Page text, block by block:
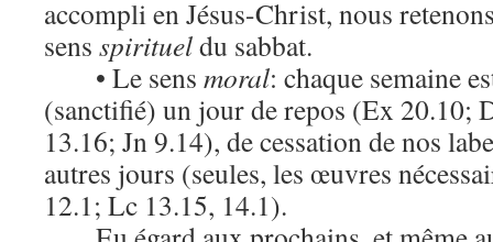
accompli en Jésus-Christ, nous
sens spiritueldu sabbat.
• Le sensmoral: chaque semaine
(sanctifié) un jour de repos (Ex 20.10;
13.16; Jn 9.14), de cessation de nos
autres jours (seules, les œuvres
12.1; Lc 13.15, 14.1).